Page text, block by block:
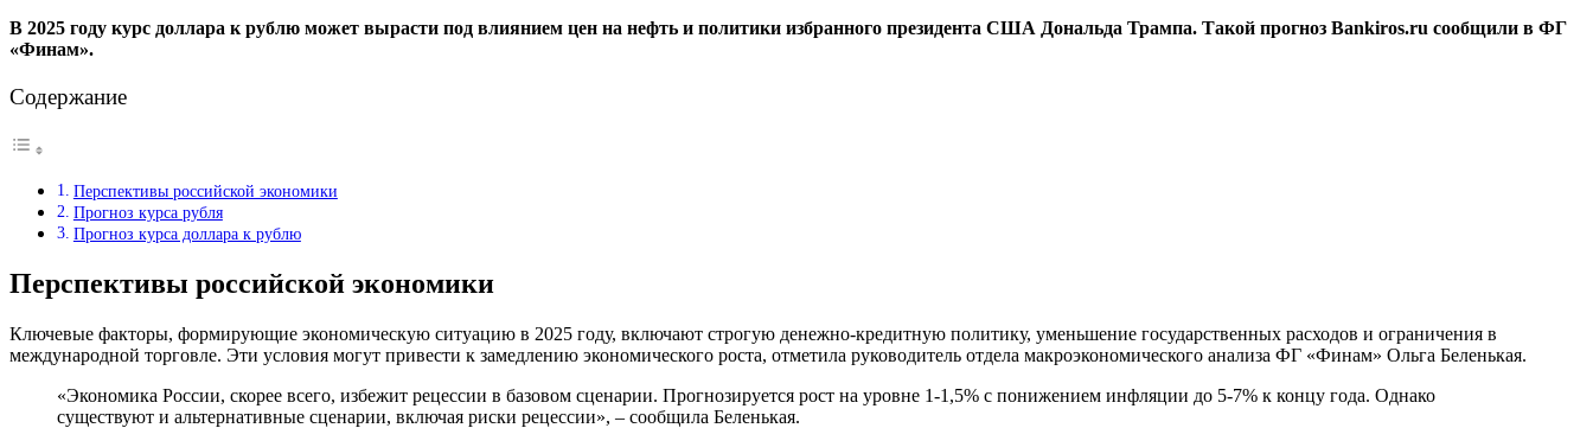
В 2025 году курс доллара к рублю может вырасти под влиянием цен на нефть и политики избранного президента США Дональда Трампа. Такой прогноз Bankiros.ru сообщили в ФГ
«Финам».
Содержание
Перспективы российской экономики
Прогноз курса рубля
Прогноз курса доллара к рублю
Перспективы российской экономики
Ключевые факторы, формирующие экономическую ситуацию в 2025 году, включают строгую денежно-кредитную политику, уменьшение государственных расходов и ограничения в
международной торговле. Эти условия могут привести к замедлению экономического роста, отметила руководитель отдела макроэкономического анализа ФГ «Финам» Ольга Беленькая.
«Экономика России, скорее всего, избежит рецессии в базовом сценарии. Прогнозируется рост на уровне 1-1,5% с понижением инфляции до 5-7% к концу года. Однако
существуют и альтернативные сценарии, включая риски рецессии», – сообщила Беленькая.